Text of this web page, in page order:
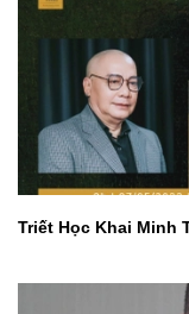
Triết Học Khai Minh